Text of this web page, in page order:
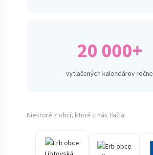
20 000+
vytlačených kalendárov ročne
Niektoré z obcí, ktoré u nás tlačia: